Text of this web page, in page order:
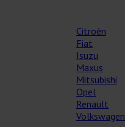
Citroèn
Fiat
Isuzu
Maxus
Mitsubishi
Opel
Renault
Volkswagen